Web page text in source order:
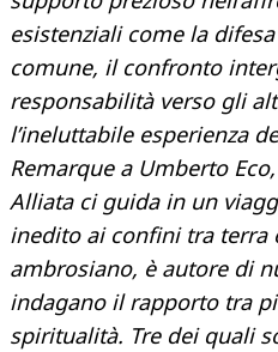
esistenziali come la
comune, il confronto
responsabilità verso gli
l’ineluttabile esperienza
Remarque a Umberto
Alliata ci guida in un
inedito ai confini tra terra
ambrosiano, è autore di
indagano il rapporto tra
spiritualità. Tre dei quali